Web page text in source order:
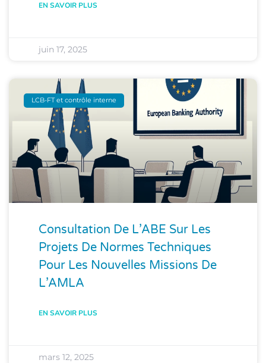
EN SAVOIR PLUS
juin 17, 2025
LCB-FT et contrôle interne
Consultation De L’ABE Sur Les
Projets De Normes Techniques
Pour Les Nouvelles Missions De
L’AMLA
EN SAVOIR PLUS
mars 12, 2025